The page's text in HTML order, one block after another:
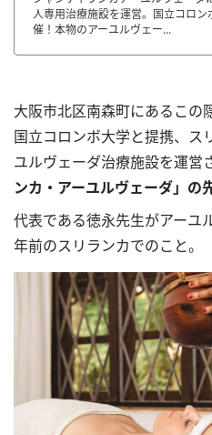
人専用治療施設を運営。国立コロ
催！本物のアーユルヴェー...
大阪市北区南森町にあるこの
国立コロンボ大学と提携、ス
ユルヴェーダ治療施設を運営
ンカ・アーユルヴェーダ」の
代表である徳永先生がアーユ
年前のスリランカでのこと。